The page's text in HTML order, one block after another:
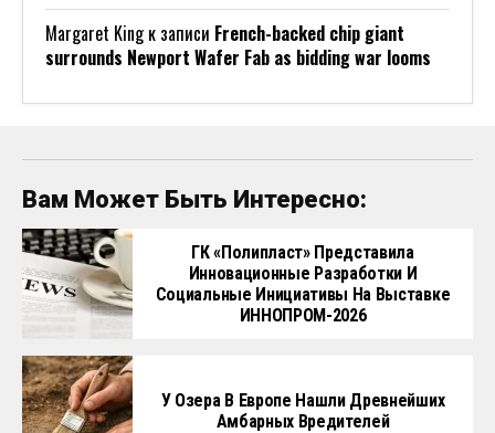
Margaret Kingк записи French-backed chip giant
surrounds Newport Wafer Fab as bidding war looms
Вам Может Быть Интересно:
ГК «Полипласт» Представила
Инновационные Разработки И
Социальные Инициативы На Выставке
ИННОПРОМ-2026
У Озера В Европе Нашли Древнейших
Амбарных Вредителей